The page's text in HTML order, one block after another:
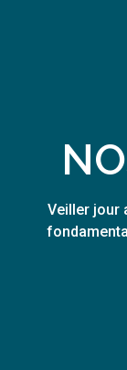
Veiller jour